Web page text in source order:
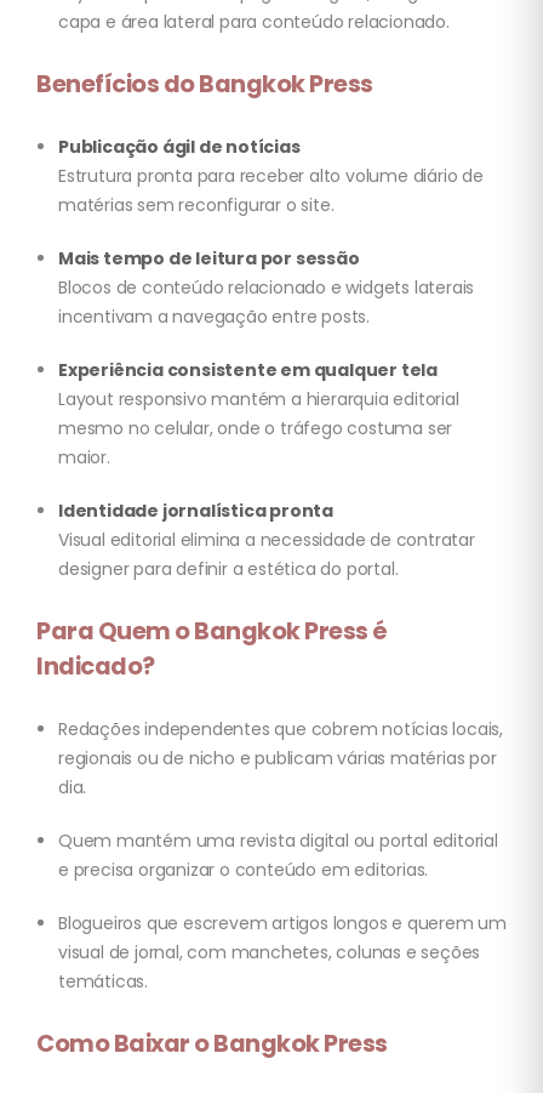
capa e área lateral para conteúdo relacionado.
Benefícios do Bangkok Press
Publicação ágil de notícias
Estrutura pronta para receber alto volume diário de
matérias sem reconfigurar o site.
Mais tempo de leitura por sessão
Blocos de conteúdo relacionado e widgets laterais
incentivam a navegação entre posts.
Experiência consistente em qualquer tela
Layout responsivo mantém a hierarquia editorial
mesmo no celular, onde o tráfego costuma ser
maior.
Identidade jornalística pronta
Visual editorial elimina a necessidade de contratar
designer para definir a estética do portal.
Para Quem o Bangkok Press é
Indicado?
Redações independentes que cobrem notícias locais,
regionais ou de nicho e publicam várias matérias por
dia.
Quem mantém uma revista digital ou portal editorial
e precisa organizar o conteúdo em editorias.
Blogueiros que escrevem artigos longos e querem um
visual de jornal, com manchetes, colunas e seções
temáticas.
Como Baixar o Bangkok Press